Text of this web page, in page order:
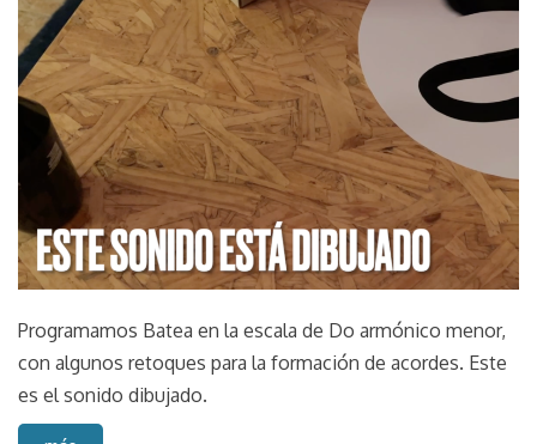
2022
Programamos Batea en la escala de Do armónico menor,
con algunos retoques para la formación de acordes. Este
es el sonido dibujado.